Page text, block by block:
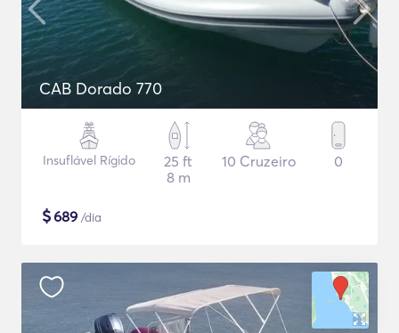
CAB Dorado 770
Insuflável Rígido
25 ft
8 m
10 Cruzeiro 0
$689 /dia